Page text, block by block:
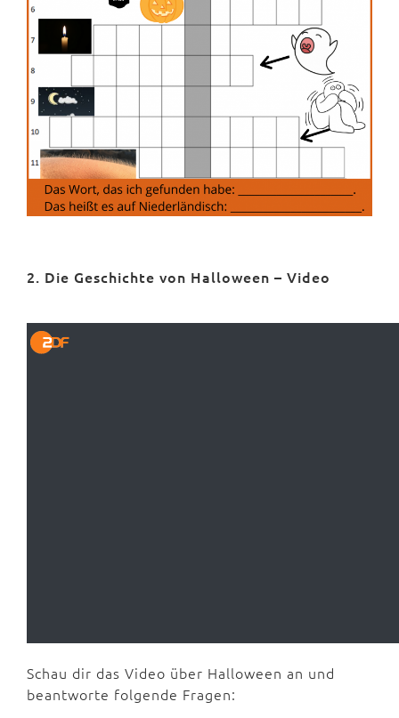
2. Die Geschichte von Halloween – Video
Schau dir das Video über Halloween an und
beantworte folgende Fragen: